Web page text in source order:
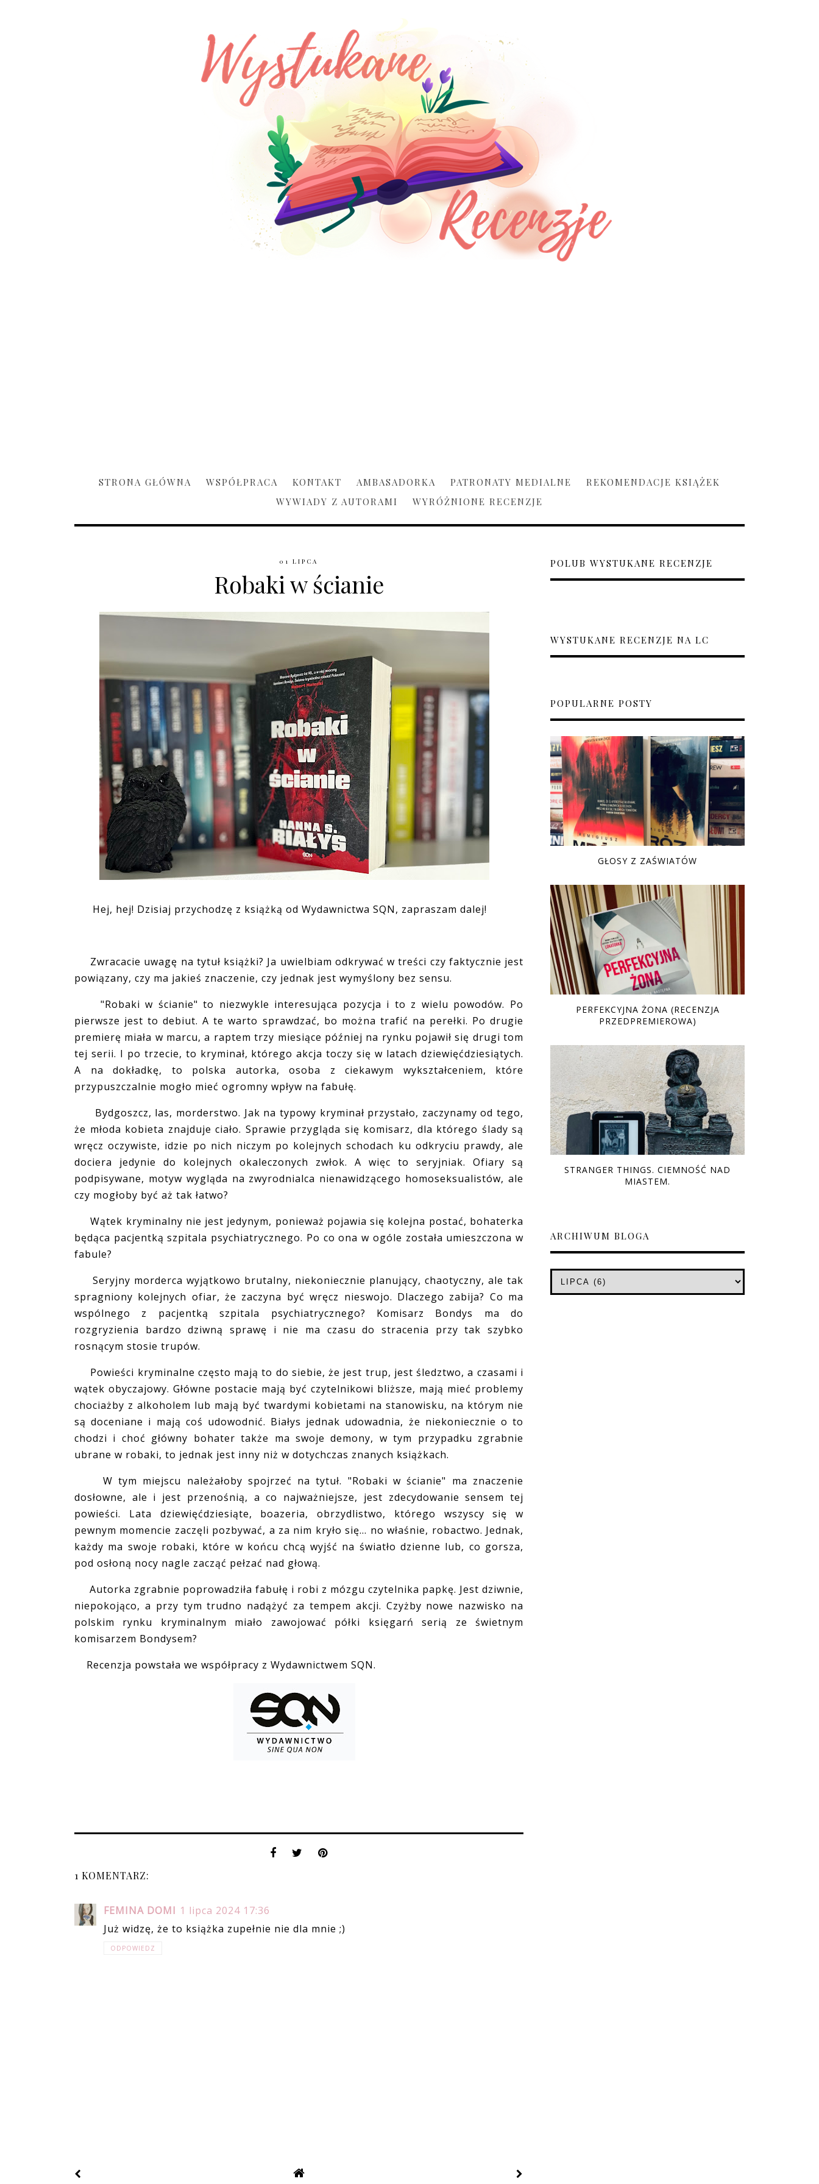
STRONA GŁÓWNA WSPÓŁPRACA KONTAKT AMBASADORKA PATRONATY MEDIALNE
REKOMENDACJE KSIĄŻEK
WYWIADY Z AUTORAMI
WYRÓŻNIONE RECENZJE
01 LIPCA
Robaki w ścianie
Hej, hej! Dzisiaj przychodzę z książką od Wydawnictwa SQN, zapraszam dalej!
Zwracacie uwagę na tytuł książki? Ja uwielbiam odkrywać w treści czy faktycznie jest
powiązany, czy ma jakieś znaczenie, czy jednak jest wymyślony bez sensu.
"Robaki w ścianie" to niezwykle interesująca pozycja i to z wielu powodów. Po
pierwsze jest to debiut. A te warto sprawdzać, bo można trafić na perełki. Po drugie
premierę miała w marcu, a raptem trzy miesiące później na rynku pojawił się drugi tom
tej serii. I po trzecie, to kryminał, którego akcja toczy się w latach dziewięćdziesiątych.
A na dokładkę, to polska autorka, osoba z ciekawym wykształceniem, które
przypuszczalnie mogło mieć ogromny wpływ na fabułę.
Bydgoszcz, las, morderstwo. Jak na typowy kryminał przystało, zaczynamy od tego,
że młoda kobieta znajduje ciało. Sprawie przygląda się komisarz, dla którego ślady są
wręcz oczywiste, idzie po nich niczym po kolejnych schodach ku odkryciu prawdy, ale
dociera jedynie do kolejnych okaleczonych zwłok. A więc to seryjniak. Ofiary są
podpisywane, motyw wygląda na zwyrodnialca nienawidzącego homoseksualistów, ale
czy mogłoby być aż tak łatwo?
Wątek kryminalny nie jest jedynym, ponieważ pojawia się kolejna postać, bohaterka
będąca pacjentką szpitala psychiatrycznego. Po co ona w ogóle została umieszczona w
fabule?
Seryjny morderca wyjątkowo brutalny, niekoniecznie planujący, chaotyczny, ale tak
spragniony kolejnych ofiar, że zaczyna być wręcz nieswojo. Dlaczego zabija? Co ma
wspólnego z pacjentką szpitala psychiatrycznego? Komisarz Bondys ma do
rozgryzienia bardzo dziwną sprawę i nie ma czasu do stracenia przy tak szybko
rosnącym stosie trupów.
Powieści kryminalne często mają to do siebie, że jest trup, jest śledztwo, a czasami i
wątek obyczajowy. Główne postacie mają być czytelnikowi bliższe, mają mieć problemy
chociażby z alkoholem lub mają być twardymi kobietami na stanowisku, na którym nie
są doceniane i mają coś udowodnić. Białys jednak udowadnia, że niekoniecznie o to
chodzi i choć główny bohater także ma swoje demony, w tym przypadku zgrabnie
ubrane w robaki, to jednak jest inny niż w dotychczas znanych książkach.
W tym miejscu należałoby spojrzeć na tytuł. "Robaki w ścianie" ma znaczenie
dosłowne, ale i jest przenośnią, a co najważniejsze, jest zdecydowanie sensem tej
powieści. Lata dziewięćdziesiąte, boazeria, obrzydlistwo, którego wszyscy się w
pewnym momencie zaczęli pozbywać, a za nim kryło się... no właśnie, robactwo. Jednak,
każdy ma swoje robaki, które w końcu chcą wyjść na światło dzienne lub, co gorsza,
pod osłoną nocy nagle zacząć pełzać nad głową.
Autorka zgrabnie poprowadziła fabułę i robi z mózgu czytelnika papkę. Jest dziwnie,
niepokojąco, a przy tym trudno nadążyć za tempem akcji. Czyżby nowe nazwisko na
polskim rynku kryminalnym miało zawojować półki księgarń serią ze świetnym
komisarzem Bondysem?
Recenzja powstała we współpracy z Wydawnictwem SQN.
1 KOMENTARZ:
FEMINA DOMI 1 lipca 2024 17:36
Już widzę, że to książka zupełnie nie dla mnie ;)
ODPOWIEDZ
POLUB WYSTUKANE RECENZJE
WYSTUKANE RECENZJE NA LC
POPULARNE POSTY
GŁOSY Z ZAŚWIATÓW
PERFEKCYJNA ŻONA (RECENZJA
PRZEDPREMIEROWA)
STRANGER THINGS. CIEMNOŚĆ NAD
MIASTEM.
ARCHIWUM BLOGA